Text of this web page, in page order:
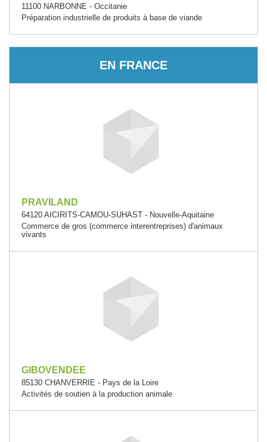
11100 NARBONNE - Occitanie
Préparation industrielle de produits à base de viande
EN FRANCE
PRAVILAND
64120 AICIRITS-CAMOU-SUHAST - Nouvelle-Aquitaine
Commerce de gros (commerce interentreprises) d'animaux
vivants
GIBOVENDEE
85130 CHANVERRIE - Pays de la Loire
Activités de soutien à la production animale